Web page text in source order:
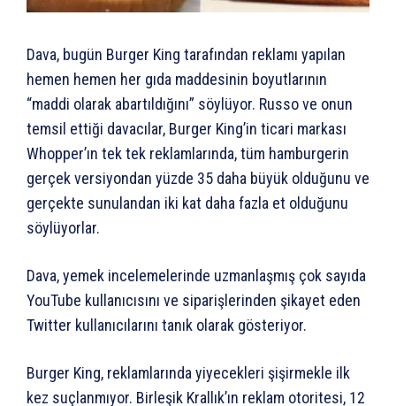
Dava, bugün Burger King tarafından reklamı yapılan
hemen hemen her gıda maddesinin boyutlarının
“maddi olarak abartıldığını” söylüyor. Russo ve onun
temsil ettiği davacılar, Burger King’in ticari markası
Whopper’ın tek tek reklamlarında, tüm hamburgerin
gerçek versiyondan yüzde 35 daha büyük olduğunu ve
gerçekte sunulandan iki kat daha fazla et olduğunu
söylüyorlar.
Dava, yemek incelemelerinde uzmanlaşmış çok sayıda
YouTube kullanıcısını ve siparişlerinden şikayet eden
Twitter kullanıcılarını tanık olarak gösteriyor.
Burger King, reklamlarında yiyecekleri şişirmekle ilk
kez suçlanmıyor. Birleşik Krallık’ın reklam otoritesi, 12